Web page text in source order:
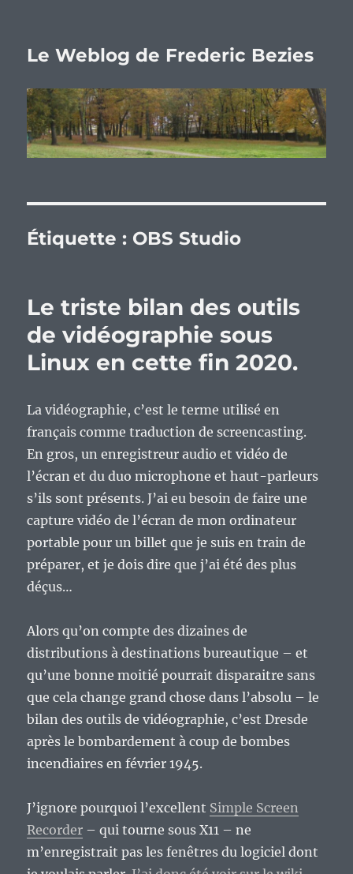
Le Weblog de Frederic Bezies
Étiquette : OBS Studio
Le triste bilan des outils
de vidéographie sous
Linux en cette fin 2020.
La vidéographie, c’est le terme utilisé en
français comme traduction de screencasting.
En gros, un enregistreur audio et vidéo de
l’écran et du duo microphone et haut-parleurs
s’ils sont présents. J’ai eu besoin de faire une
capture vidéo de l’écran de mon ordinateur
portable pour un billet que je suis en train de
préparer, et je dois dire que j’ai été des plus
déçus…
Alors qu’on compte des dizaines de
distributions à destinations bureautique – et
qu’une bonne moitié pourrait disparaitre sans
que cela change grand chose dans l’absolu – le
bilan des outils de vidéographie, c’est Dresde
après le bombardement à coup de bombes
incendiaires en février 1945.
J’ignore pourquoi l’excellent Simple Screen
Recorder – qui tourne sous X11 – ne
m’enregistrait pas les fenêtres du logiciel dont